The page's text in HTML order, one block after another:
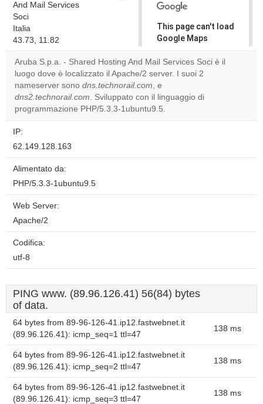
And Mail Services
Soci
Italia
43.73, 11.82
This page can't load
Google Maps
correctly.
Do you
website?
Aruba S.p.a. - Shared Hosting And Mail Services Soci è il
luogo dove è localizzato il Apache/2 server. I suoi 2
nameserver sono dns.technorail.com, e
dns2.technorail.com. Sviluppato con il linguaggio di
programmazione PHP/5.3.3-1ubuntu9.5.
IP:
62.149.128.163
Alimentato da:
PHP/5.3.3-1ubuntu9.5
Web Server:
Apache/2
Codifica:
utf-8
PING www. (89.96.126.41) 56(84) bytes
of data.
64 bytes from 89-96-126-41.ip12.fastwebnet.it
(89.96.126.41): icmp_seq=1 ttl=47
138 ms
64 bytes from 89-96-126-41.ip12.fastwebnet.it
(89.96.126.41): icmp_seq=2 ttl=47
138 ms
64 bytes from 89-96-126-41.ip12.fastwebnet.it
(89.96.126.41): icmp_seq=3 ttl=47
138 ms